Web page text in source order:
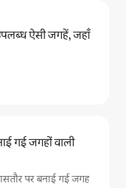
ऐसी जगहें, जहाँ
गई जगहों वाली
पर बनाई गई जगह